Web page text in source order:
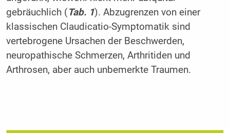
gebräuchlich (Tab. 1). Abzugrenzen von einer
klassischen Claudicatio-Symptomatik sind
vertebrogene Ursachen der Beschwerden,
neuropathische Schmerzen, Arthritiden und
Arthrosen, aber auch unbemerkte Traumen.